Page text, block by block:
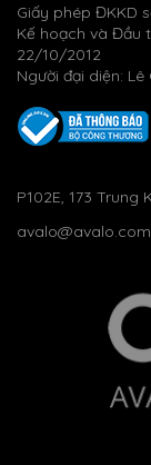
Giấy phép ĐKKD
Kế hoạch và Đầu
22/10/2012
Người đại diện:
P102E, 173 Trung